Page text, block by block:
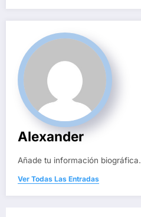
Alexander
Añade tu información biográfica.
Ver Todas Las Entradas